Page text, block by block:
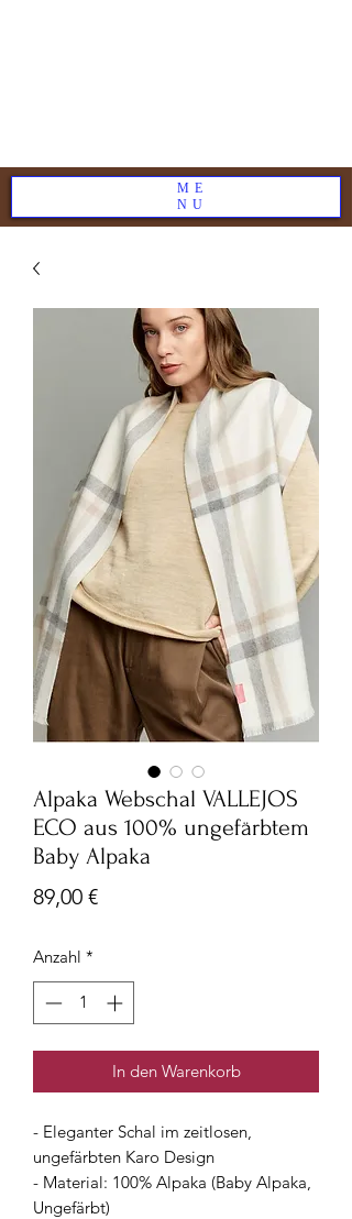
ME
NU
Alpaka Webschal VALLEJOS
ECO aus 100% ungefärbtem
Baby Alpaka
89,00 €Preis
Anzahl *
In den Warenkorb
- Eleganter Schal im zeitlosen,
ungefärbten Karo Design
- Material: 100% Alpaka (Baby Alpaka,
Ungefärbt)